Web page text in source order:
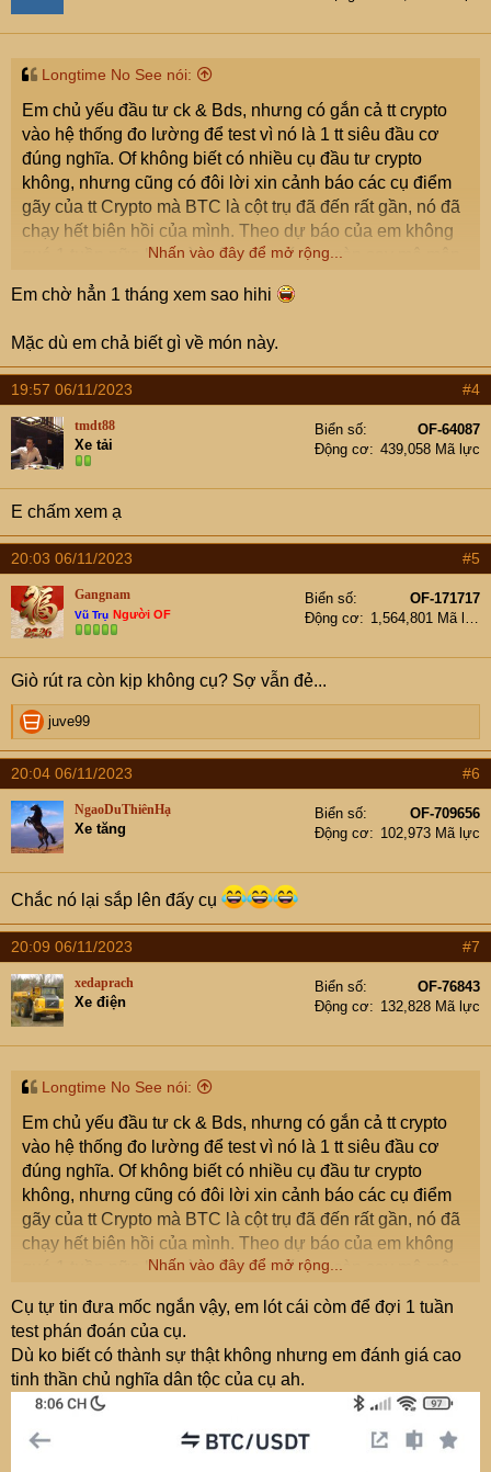
n
s
Longtime No See nói:
Em chủ yếu đầu tư ck & Bds, nhưng có gắn cả tt crypto
vào hệ thống đo lường để test vì nó là 1 tt siêu đầu cơ
đúng nghĩa. Of không biết có nhiều cụ đầu tư crypto
không, nhưng cũng có đôi lời xin cảnh báo các cụ điểm
gãy của tt Crypto mà BTC là cột trụ đã đến rất gần, nó đã
chạy hết biên hồi của mình. Theo dự báo của em không
quá 1 tuần nữa là tt này sập gãy, các cụ còn say mê môn
chảy ra sàn nước ngoài thì khổ.
Nhấn vào đây để mở rộng...
Em chờ hẳn 1 tháng xem sao hihi
Mặc dù em chả biết gì về món này.
19:57 06/11/2023 #4
tmdt88
Xe tải
Biển số
OF-64087
Động cơ
439,058 Mã lực
E chấm xem ạ
20:03 06/11/2023 #5
Gangnam
Vũ Trụ Người OF
Biển số
OF-171717
Động cơ
1,564,801 Mã lực
Giò rút ra còn kịp không cụ? Sợ vẫn đẻ...
R
e
a
c
t
i
o
n
s
:
juve99
20:04 06/11/2023 #6
NgaoDuThiênHạ
Xe tăng
Biển số
OF-709656
Động cơ
102,973 Mã lực
Chắc nó lại sắp lên đấy cụ
20:09 06/11/2023 #7
xedaprach
Xe điện
Biển số
OF-76843
Động cơ
132,828 Mã lực
Longtime No See nói:
Em chủ yếu đầu tư ck & Bds, nhưng có gắn cả tt crypto
vào hệ thống đo lường để test vì nó là 1 tt siêu đầu cơ
đúng nghĩa. Of không biết có nhiều cụ đầu tư crypto
không, nhưng cũng có đôi lời xin cảnh báo các cụ điểm
gãy của tt Crypto mà BTC là cột trụ đã đến rất gần, nó đã
chạy hết biên hồi của mình. Theo dự báo của em không
quá 1 tuần nữa là tt này sập gãy, các cụ còn say mê môn
chảy ra sàn nước ngoài thì khổ.
Thân!
Nhấn vào đây để mở rộng...
Cụ tự tin đưa mốc ngắn vậy, em lót cái còm để đợi 1 tuần
test phán đoán của cụ.
Dù ko biết có thành sự thật không nhưng em đánh giá cao
tinh thần chủ nghĩa dân tộc của cụ ah.